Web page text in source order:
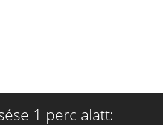
1 perc alatt: